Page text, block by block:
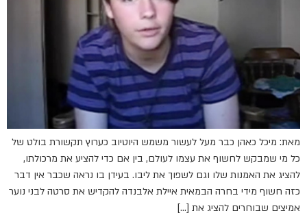
מאת: מיכל כאהן כבר מעל לעשור משמש היוטיוב כערוץ תקשורת בולט של
כל מי שמבקש לחשוף את עצמו לעולם, בין אם כדי להציע את מרכולתו,
להציג את האמנות שלו וגם לשפוך את ליבו. בעידן בו נראה שכבר אין דבר
כזה חשוף מידי בחרה הבמאית איילת אלבנדה להקדיש את סרטה לבני נוער
אמיצים שבוחרים להציג את […]